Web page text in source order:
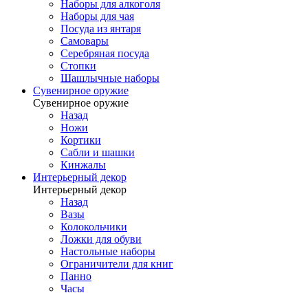
Наборы для алкоголя
Наборы для чая
Посуда из янтаря
Самовары
Серебряная посуда
Стопки
Шашлычные наборы
Сувенирное оружие
Сувенирное оружие
Назад
Ножи
Кортики
Сабли и шашки
Кинжалы
Интерьерный декор
Интерьерный декор
Назад
Вазы
Колокольчики
Ложки для обуви
Настольные наборы
Ограничители для книг
Панно
Часы